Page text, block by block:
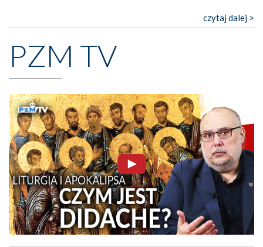
czytaj dalej >
PZM TV